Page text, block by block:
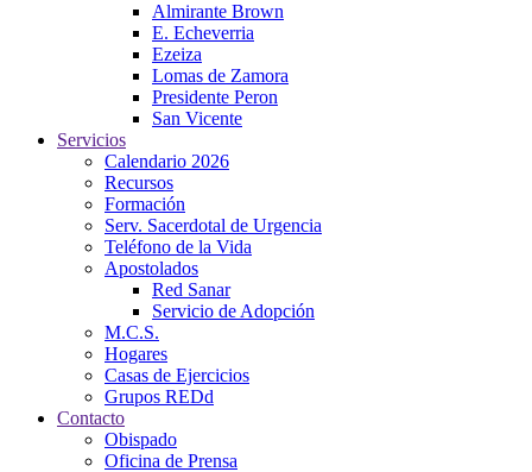
Almirante Brown
E. Echeverria
Ezeiza
Lomas de Zamora
Presidente Peron
San Vicente
Servicios
Calendario 2026
Recursos
Formación
Serv. Sacerdotal de Urgencia
Teléfono de la Vida
Apostolados
Red Sanar
Servicio de Adopción
M.C.S.
Hogares
Casas de Ejercicios
Grupos REDd
Contacto
Obispado
Oficina de Prensa